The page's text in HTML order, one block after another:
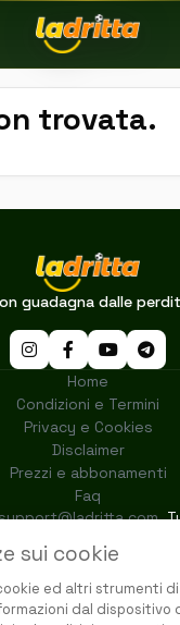
sui cookie
ed altri strumenti
dal dispositivo
trovata.
guadagna dalle
Home
Condizioni e Termini
Privacy e Cookies
Disclaimer
Prezzi e abbonamenti
Faq
.